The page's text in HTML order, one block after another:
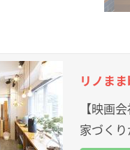
リノま
【映画
家づく